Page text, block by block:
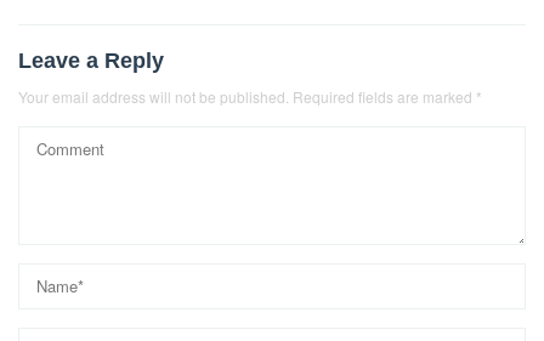
Leave a Reply
Your email address will not be published. Required fields are marked *